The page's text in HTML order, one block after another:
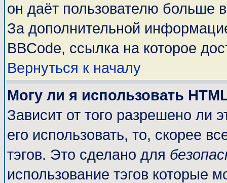
он даёт пользователю больше
За дополнительной
BBCode, ссылка на которое
Вернуться к началу
Могу ли я использовать
Зависит от того разрешено ли
его использовать, то, скорее
тэгов. Это сделано для
использование тэгов которые